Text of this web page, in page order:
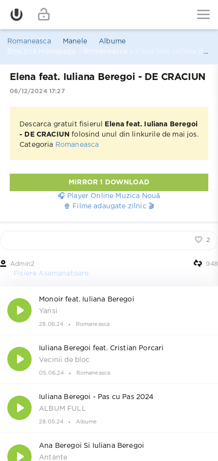
Romaneasca Manele
Albume
Emuzica Homepage
Romaneasca
Elena feat. Iuliana Beregoi - DE CRACIUN
06/12/2024 17:27
Descarca gratuit fisierul
Elena feat. Iuliana Beregoi
- DE CRACIUN folosind unul din linkurile de mai jos.
Categoria
Romaneasca
MIRROR 1 DOWNLOAD
🎧 Player Online Muzica Nouă
🍿 Filme adaugate zilnic 🎬
2
Admin2 948
Fisiere Asemanatoare
Monoir feat. Iuliana Beregoi
Yansi
28.06.24 Romaneasca
Iuliana Beregoi feat. Cristian Porcari
Vecinii de bloc
05.06.24 Romaneasca
Iuliana Beregoi - Pas cu Pas 2024
ALBUM FULL
28.05.24 Albume
Ana Beregoi Si Iuliana Beregoi
Antante